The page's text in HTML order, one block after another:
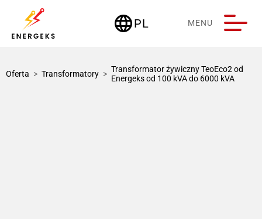
languagePL
Deutschland MENU
Oferta > Transformatory > Transformator żywiczny TeoEco2 od
Energeks od 100 kVA do 6000 kVA